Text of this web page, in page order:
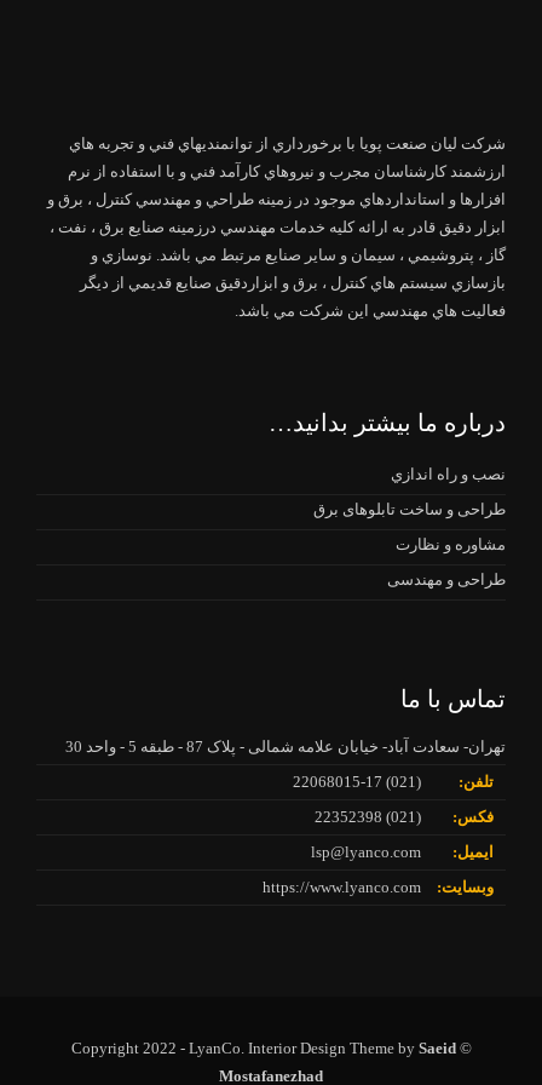
شرکت لیان صنعت پویا با برخورداري از توانمنديهاي فني و تجربه هاي
ارزشمند كارشناسان مجرب و نيروهاي كارآمد فني و با استفاده از نرم
افزارها و استانداردهاي موجود در زمينه طراحي و مهندسي كنترل ، برق و
ابزار دقيق قادر به ارائه كليه خدمات مهندسي درزمينه صنايع برق ، نفت ،
گاز ، پتروشيمي ، سيمان و ساير صنايع مرتبط مي باشد. نوسازي و
بازسازي سيستم هاي كنترل ، برق و ابزاردقيق صنايع قديمي از ديگر
فعاليت هاي مهندسي اين شركت مي باشد.
درباره ما بیشتر بدانید…
نصب و راه اندازي
طراحی و ساخت تابلوهای برق
مشاوره و نظارت
طراحی و مهندسی
تماس با ما
تهران- سعادت آباد- خیابان علامه شمالی - پلاک 87 - طبقه 5 - واحد 30
تلفن:
(021) 22068015-17
فکس:
(021) 22352398
ایمیل:
lsp@lyanco.com
وبسایت:
https://www.lyanco.com
© Copyright 2022 - LyanCo. Interior Design Theme by
Saeid
Mostafanezhad